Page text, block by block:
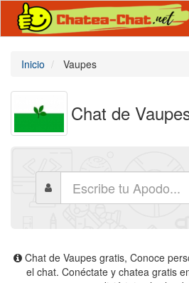
Inicio Vaupes
Chat de
Chat de Vaupes gratis, Conoce
el chat. Conéctate y chatea gratis